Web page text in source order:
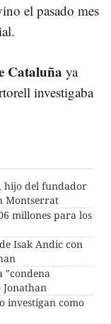
el pasado mes
Cataluña ya
investigaba
hijo del fundador
Montserrat
millones para los
Isak Andic con
"condena
investigan como